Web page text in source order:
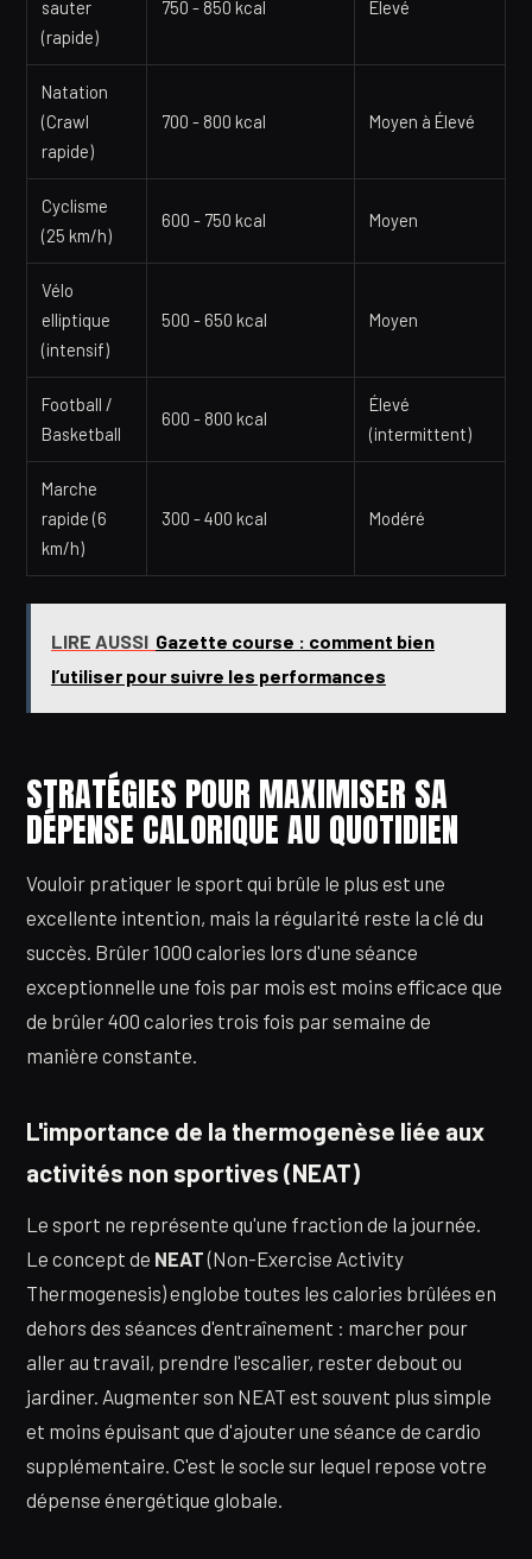
sauter
(rapide)
750 - 850 kcal Élevé
Natation
(Crawl
rapide)
700 - 800 kcal Moyen à Élevé
Cyclisme
(25 km/h)
600 - 750 kcal Moyen
Vélo
elliptique
(intensif)
500 - 650 kcal Moyen
Football /
Basketball
600 - 800 kcal
Élevé
(intermittent)
Marche
rapide (6
km/h)
300 - 400 kcal Modéré
LIRE AUSSI Gazette course : comment bien
l’utiliser pour suivre les performances
STRATÉGIES POUR MAXIMISER SA
DÉPENSE CALORIQUE AU QUOTIDIEN
Vouloir pratiquer le sport qui brûle le plus est une
excellente intention, mais la régularité reste la clé du
succès. Brûler 1000 calories lors d'une séance
exceptionnelle une fois par mois est moins efficace que
de brûler 400 calories trois fois par semaine de
manière constante.
L'importance de la thermogenèse liée aux
activités non sportives (NEAT)
Le sport ne représente qu'une fraction de la journée.
Le concept de NEAT(Non-Exercise Activity
Thermogenesis) englobe toutes les calories brûlées en
dehors des séances d'entraînement : marcher pour
aller au travail, prendre l'escalier, rester debout ou
jardiner. Augmenter son NEAT est souvent plus simple
et moins épuisant que d'ajouter une séance de cardio
supplémentaire. C'est le socle sur lequel repose votre
dépense énergétique globale.